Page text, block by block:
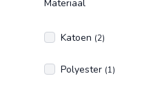
Materiaal
Katoen (2)
Polyester (1)